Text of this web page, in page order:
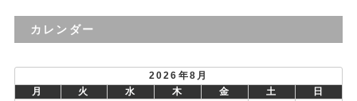
の
カレンダー
2026年8月
月
火 水 木 金 土
日